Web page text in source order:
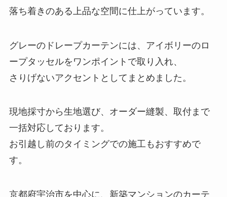
落ち着きのある上品な空間に仕上がっています。
グレーのドレープカーテンには、アイボリーのロ
ープタッセルをワンポイントで取り入れ、
さりげないアクセントとしてまとめました。
現地採寸から生地選び、オーダー縫製、取付まで
一括対応しております。
お引越し前のタイミングでの施工もおすすめで
す。
京都府宇治市を中心に、新築マンションのカーテ